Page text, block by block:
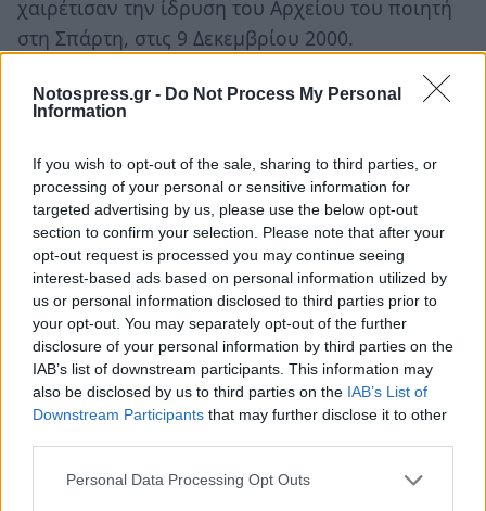
Notospress.gr - Do Not Process My Personal
Information
If you wish to opt-out of the sale, sharing to third parties, or
processing of your personal or sensitive information for
targeted advertising by us, please use the below opt-out
section to confirm your selection. Please note that after your
opt-out request is processed you may continue seeing
interest-based ads based on personal information utilized by
us or personal information disclosed to third parties prior to
your opt-out. You may separately opt-out of the further
disclosure of your personal information by third parties on the
IAB’s list of downstream participants. This information may
also be disclosed by us to third parties on the IAB’s List of
Downstream Participants that may further disclose it to other
Personal Data Processing Opt Outs
χαιρέτισαν την ίδρυση του Αρχείου του ποιητή
στη Σπάρτη, στις 9 Δεκεμβρίου 2000.
Η επιλογή της Δημόσιας Κεντρικής Βιβλιοθήκης
Σπάρτης ως φορέα υπευθύνου για τη
αξιοποίηση και προβολή του Αρχείου
Νικηφόρου Βρεττάκου έγινε από τον ίδιο τον
ποιητή λίγο πριν το θάνατό του.
Η οικογένειά του εκπλήρωσε την επιθυμία του
και το Αρχείο - η ύπαρξη και λειτουργία του
οποίου αποτελεί ιδιαίτερη τιμή για τη Σπάρτη
και τη Λακωνία - εγκαινιάστηκε το Δεκέμβριο του
2000.
προϋποθέτει όχι μόνο τις καθιερωμένες δράσεις